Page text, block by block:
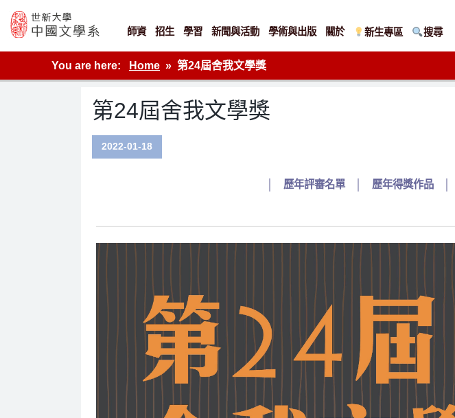
content
世新大學教學單位的網站
師資 招生 學習 新聞與活動 學術與出版 關於 新生專區 搜尋
You are here: Home 第24屆舍我文學獎
第24屆舍我文學獎
2022-01-18
歷年評審名單│ 歷年得獎作品│